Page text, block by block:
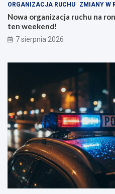
ORGANIZACJA RUCHU ZMIANY W
Nowa organizacja ruchu na
ten weekend!
7 sierpnia 2026